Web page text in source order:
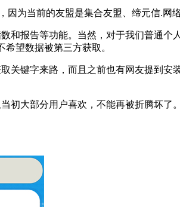
为当前的友盟是集合友盟、缔元信.网
报告等功能。当然，对于我们普通个
望数据被第三方获取。
关键字来路，而且之前也有网友提到
初大部分用户喜欢，不能再被折腾坏